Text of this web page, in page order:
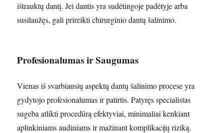
ištrauktų dantį. Jei dantis yra sudėtingoje padėtyje arba
susilaužęs, gali prireikti chirurginio dantų šalinimo.
Profesionalumas ir Saugumas
Vienas iš svarbiausių aspektų dantų šalinimo procese yra
gydytojo profesionalumas ir patirtis. Patyręs specialistas
sugeba atlikti procedūrą efektyviai, minimaliai kenkiant
aplinkiniams audiniams ir mažinant komplikacijų riziką.